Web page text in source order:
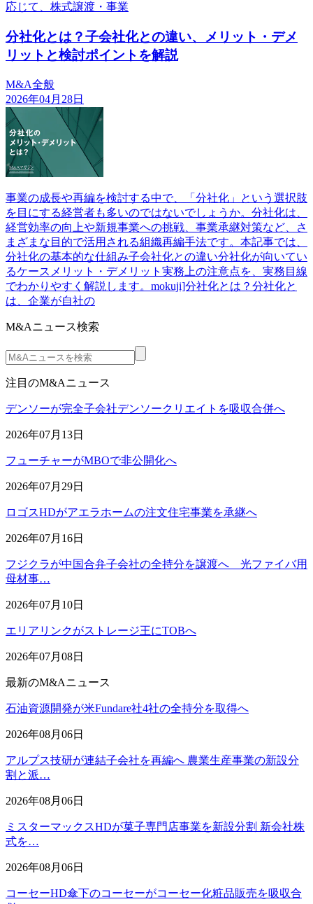
応じて、株式譲渡・事業
分社化とは？子会社化との違い、メリット・デメ
リットと検討ポイントを解説
M&A全般
2026年04月28日
事業の成長や再編を検討する中で、「分社化」という選択肢
を目にする経営者も多いのではないでしょうか。分社化は、
経営効率の向上や新規事業への挑戦、事業承継対策など、さ
まざまな目的で活用される組織再編手法です。本記事では、
分社化の基本的な仕組み子会社化との違い分社化が向いてい
るケースメリット・デメリット実務上の注意点を、実務目線
でわかりやすく解説します。mokuji]分社化とは？分社化と
は、企業が自社の
M&Aニュース検索
注目のM&Aニュース
デンソーが完全子会社デンソークリエイトを吸収合併へ
2026年07月13日
フューチャーがMBOで非公開化へ
2026年07月29日
ロゴスHDがアエラホームの注文住宅事業を承継へ
2026年07月16日
フジクラが中国合弁子会社の全持分を譲渡へ 光ファイバ用
母材事…
2026年07月10日
エリアリンクがストレージ王にTOBへ
2026年07月08日
最新のM&Aニュース
石油資源開発が米Fundare社4社の全持分を取得へ
2026年08月06日
アルプス技研が連結子会社を再編へ 農業生産事業の新設分
割と派…
2026年08月06日
ミスターマックスHDが菓子専門店事業を新設分割 新会社株
式を…
2026年08月06日
コーセーHD傘下のコーセーがコーセー化粧品販売を吸収合